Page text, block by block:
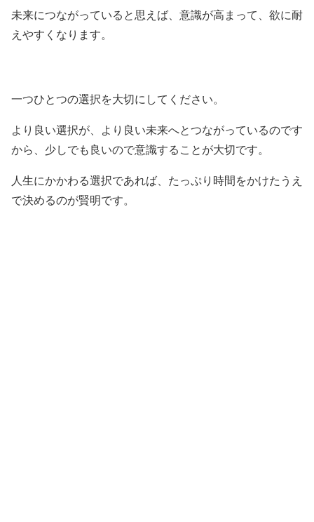
未来につながっていると思えば、意識が高まって、欲に耐
えやすくなります。
一つひとつの選択を大切にしてください。
より良い選択が、より良い未来へとつながっているのです
から、少しでも良いので意識することが大切です。
人生にかかわる選択であれば、たっぷり時間をかけたうえ
で決めるのが賢明です。